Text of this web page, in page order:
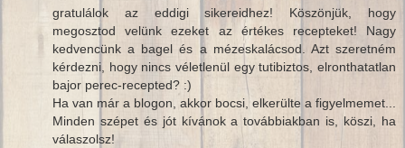
gratulálok az eddigi sikereidhez! Köszönjük, hogy
megosztod velünk ezeket az értékes recepteket! Nagy
kedvencünk a bagel és a mézeskalácsod. Azt szeretném
kérdezni, hogy nincs véletlenül egy tutibiztos, elronthatatlan
bajor perec-recepted? :)
Ha van már a blogon, akkor bocsi, elkerülte a figyelmemet...
Minden szépet és jót kívánok a továbbiakban is, köszi, ha
válaszolsz!